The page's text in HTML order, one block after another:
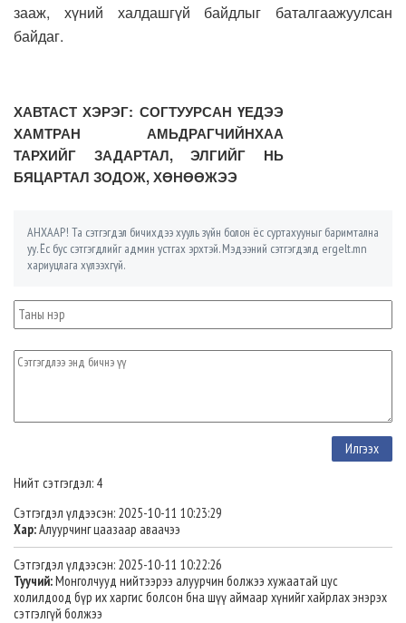
зааж, хүний халдашгүй байдлыг баталгаажуулсан
байдаг.
ХАВТАСТ ХЭРЭГ: СОГТУУРСАН ҮЕДЭЭ
ХАМТРАН АМЬДРАГЧИЙНХАА
ТАРХИЙГ ЗАДАРТАЛ, ЭЛГИЙГ НЬ
БЯЦАРТАЛ ЗОДОЖ, ХӨНӨӨЖЭЭ
АНХААР! Та сэтгэгдэл бичихдээ хууль зүйн болон ёс суртахууныг баримтална
уу. Ёс бус сэтгэгдлийг админ устгах эрхтэй. Мэдээний сэтгэгдэлд ergelt.mn
хариуцлага хүлээхгүй.
Нийт сэтгэгдэл: 4
Сэтгэгдэл үлдээсэн: 2025-10-11 10:23:29
Хар:Алуурчинг цаазаар аваачээ
Сэтгэгдэл үлдээсэн: 2025-10-11 10:22:26
Туучий:Монголчууд нийтээрээ алуурчин болжээ хужаатай цус
холилдоод бүр их харгис болсон бна шүү аймаар хүнийг хайрлах энэрэх
сэтгэлгүй болжээ